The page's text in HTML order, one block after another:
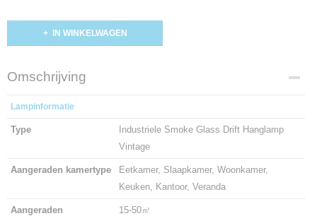
IN WINKELWAGEN
Omschrijving
Lampinformatie
Type
Industriele Smoke Glass Drift Hanglamp
Vintage
Aangeraden kamertype
Eetkamer, Slaapkamer, Woonkamer,
Keuken, Kantoor, Veranda
Aangeraden
15-50㎡